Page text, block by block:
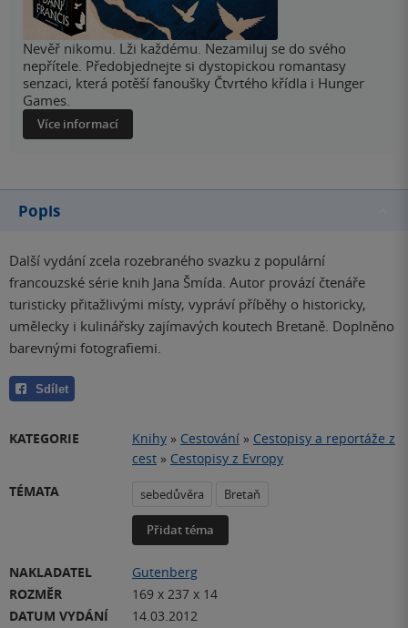
Nevěř nikomu. Lži každému. Nezamiluj se do svého
nepřítele. Předobjednejte si dystopickou romantasy
senzaci, která potěší fanoušky Čtvrtého křídla i Hunger
Games.
Více informací
Popis
Další vydání zcela rozebraného svazku z populární
francouzské série knih Jana Šmída. Autor provází čtenáře
turisticky přitažlivými místy, vypráví příběhy o historicky,
umělecky i kulinářsky zajímavých koutech Bretaně. Doplněno
barevnými fotografiemi.
Sdílet
KATEGORIE Knihy » Cestování » Cestopisy a reportáže z
cest » Cestopisy z Evropy
TÉMATA
sebedůvěra Bretaň
Přidat téma
NAKLADATEL
Gutenberg
ROZMĚR
169 x 237 x 14
DATUM VYDÁNÍ
14.03.2012